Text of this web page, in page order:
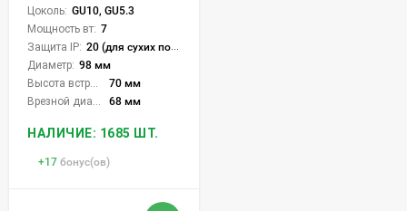
Цоколь: GU10, GU5.3
Мощность вт: 7
Защита IP: 20 (для сухих пом.)
Диаметр: 98 мм
70 мм
68 мм
НАЛИЧИЕ: 1685 ШТ.
+17 бонус(ов)